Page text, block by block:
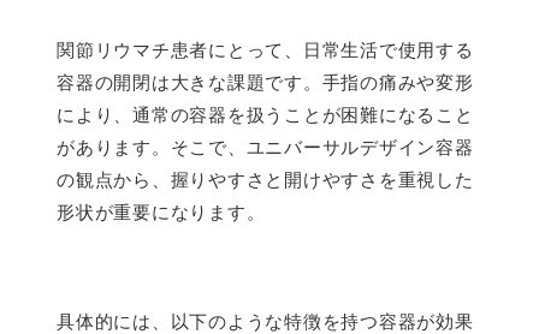
関節リウマチ患者にとって、日常生活で使用する
容器の開閉は大きな課題です。手指の痛みや変形
により、通常の容器を扱うことが困難になること
があります。そこで、ユニバーサルデザイン容器
の観点から、握りやすさと開けやすさを重視した
形状が重要になります。
具体的には、以下のような特徴を持つ容器が効果